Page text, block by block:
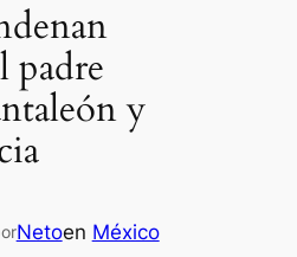
padre
y
Netoen México